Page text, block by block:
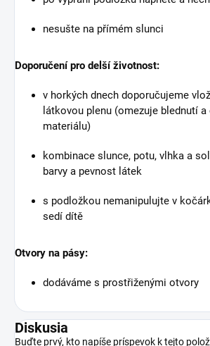
nesušte na přímém slunci
Doporučení pro delší životnost:
v horkých dnech doporučujeme
látkovou plenu (omezuje blednutí
materiálu)
kombinace slunce, potu, vlhka a
barvy a pevnost látek
s podložkou nemanipulujte v
sedí dítě
Otvory na pásy:
dodáváme s prostřiženými otvory
Diskusia
Buďte prvý, kto napíše príspevok k tejto